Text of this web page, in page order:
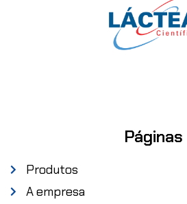
Páginas
Produtos
A empresa